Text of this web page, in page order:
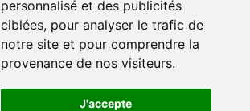
personnalisé et des publicités
ciblées, pour analyser le trafic de
notre site et pour comprendre la
provenance de nos visiteurs.
J'accepte